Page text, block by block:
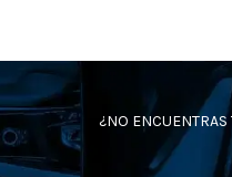
¿NO ENCUENTRAS